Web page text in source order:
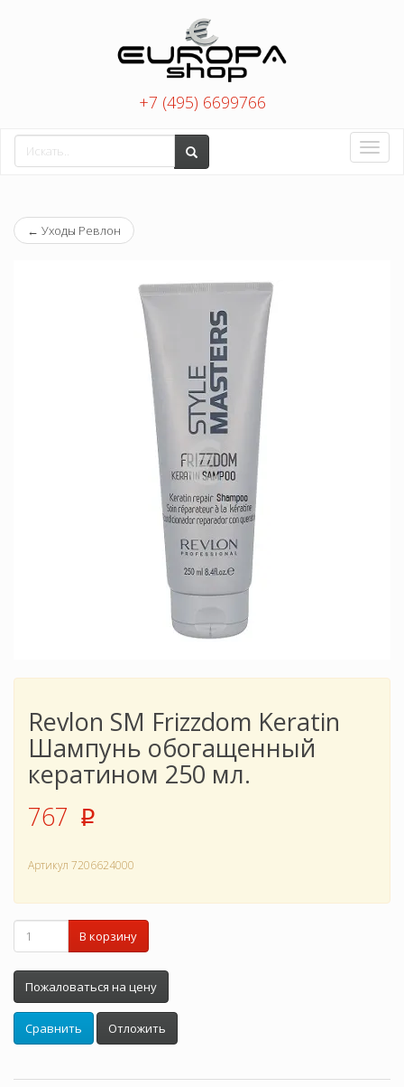
+7 (495) 6699766
Toggle
← Уходы Ревлон
Revlon SM Frizzdom Keratin
Шампунь обогащенный
кератином 250 мл.
767 p
Артикул 7206624000
В корзину
Пожаловаться на цену
Сравнить Отложить